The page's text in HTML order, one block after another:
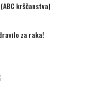
krščanstva)
za raka!